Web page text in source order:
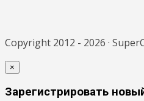
Copyright 2012 - 2026 ·
×
Зарегистрировать